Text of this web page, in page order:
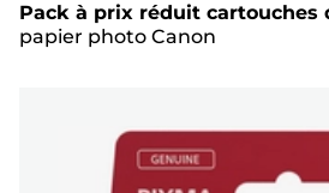
Pack à prix réduit cartouches
papier photo Canon